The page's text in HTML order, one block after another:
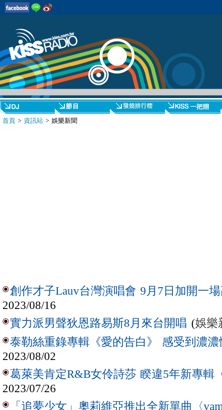
首頁 > 資訊站 > 娛樂新聞
創作才子Lauv台灣演唱會 9月7日加開一
2023/08/16
實力派男聲狄恩路易斯8月來台開唱 (娛樂
泰勒絲重錄專輯《愛的告白》 感受到濃
2023/08/02
葛萊美肯定R&B女伶詩莎 睽違5年新專輯
2023/07/26
「追夢少女」奧莉維亞推出全新單曲〈